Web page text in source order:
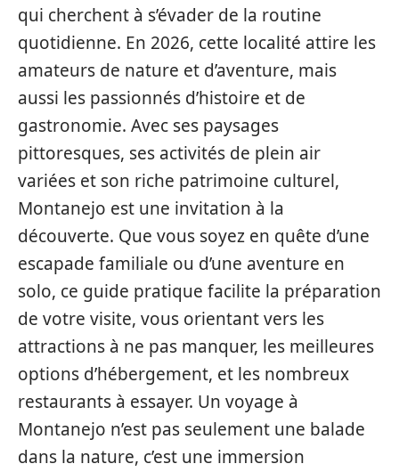
qui cherchent à s’évader de la routine
quotidienne. En 2026, cette localité attire les
amateurs de nature et d’aventure, mais
aussi les passionnés d’histoire et de
gastronomie. Avec ses paysages
pittoresques, ses activités de plein air
variées et son riche patrimoine culturel,
Montanejo est une invitation à la
découverte. Que vous soyez en quête d’une
escapade familiale ou d’une aventure en
solo, ce guide pratique facilite la préparation
de votre visite, vous orientant vers les
attractions à ne pas manquer, les meilleures
options d’hébergement, et les nombreux
restaurants à essayer. Un voyage à
Montanejo n’est pas seulement une balade
dans la nature, c’est une immersion